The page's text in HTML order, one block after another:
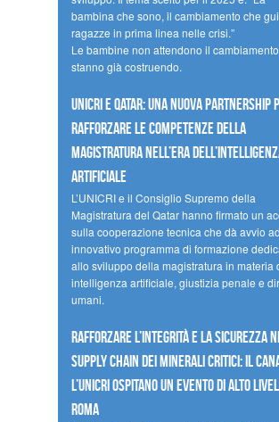
bambina che sono, il cambiamento che
ragazze in prima linea nelle crisi.”
Le bambine non attendono il
stanno già costruendo.
UNICRI e Qatar: una nuova partnership
rafforzare le competenze della
magistratura nell’era
artificiale
L’UNICRI e il Consiglio Supremo della
Magistratura del Qatar hanno firmato un
sulla cooperazione tecnica che dà avvio
innovativo programma di formazione
allo sviluppo della magistratura in materia
intelligenza artificiale, giustizia penale e
umani.
Rafforzare l’integrità e la sicurezza
supply chain dei minerali critici: il
l’UNICRI ospitano un evento di alto
Roma